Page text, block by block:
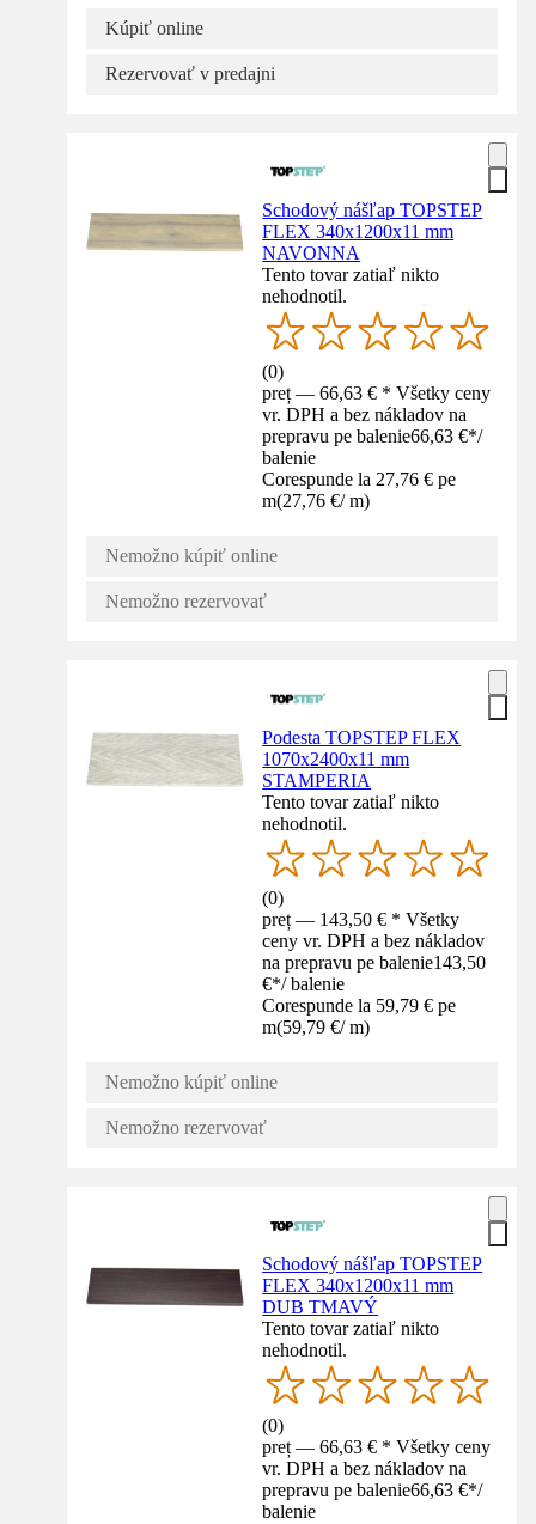
Kúpiť online
Rezervovať v predajni
Schodový nášľap TOPSTEP
FLEX 340x1200x11 mm
NAVONNA
Tento tovar zatiaľ nikto
nehodnotil.
(0)
preț — 66,63 € * Všetky ceny
vr. DPH a bez nákladov na
prepravu pe balenie66,63 €*/
balenie
Corespunde la 27,76 € pe
m(27,76 €/ m)
Nemožno kúpiť online
Nemožno rezervovať
Podesta TOPSTEP FLEX
1070x2400x11 mm
STAMPERIA
Tento tovar zatiaľ nikto
nehodnotil.
(0)
preț — 143,50 € * Všetky
ceny vr. DPH a bez nákladov
na prepravu pe balenie143,50
€*/ balenie
Corespunde la 59,79 € pe
m(59,79 €/ m)
Nemožno kúpiť online
Nemožno rezervovať
Schodový nášľap TOPSTEP
FLEX 340x1200x11 mm
DUB TMAVÝ
Tento tovar zatiaľ nikto
nehodnotil.
(0)
preț — 66,63 € * Všetky ceny
vr. DPH a bez nákladov na
prepravu pe balenie66,63 €*/
balenie